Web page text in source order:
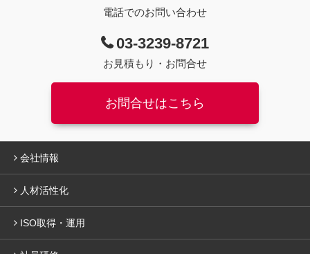
電話でのお問い合わせ
03-3239-8721
お見積もり・お問合せ
お問合せはこちら
会社情報
人材活性化
ISO取得・運用